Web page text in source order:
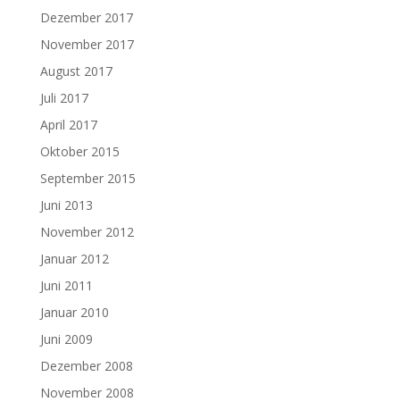
Dezember 2017
November 2017
August 2017
Juli 2017
April 2017
Oktober 2015
September 2015
Juni 2013
November 2012
Januar 2012
Juni 2011
Januar 2010
Juni 2009
Dezember 2008
November 2008